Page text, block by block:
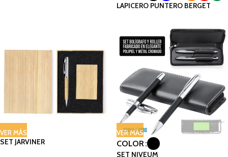
LAPICERO PUNTERO BERGET
VER MÁS
SET JARVINER
VER MÁS
COLOR
SET NIVEUM